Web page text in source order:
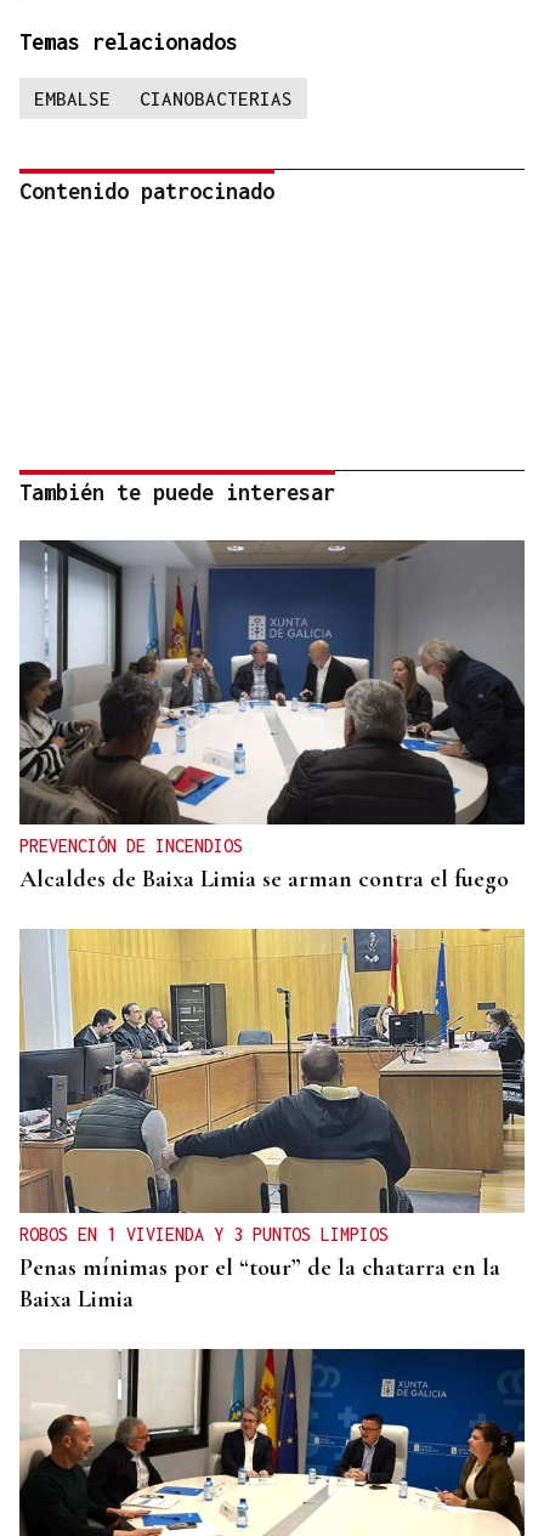
Temas relacionados
EMBALSE CIANOBACTERIAS
Contenido patrocinado
También te puede interesar
PREVENCIÓN DE INCENDIOS
Alcaldes de Baixa Limia se arman contra el fuego
ROBOS EN 1 VIVIENDA Y 3 PUNTOS LIMPIOS
Penas mínimas por el “tour” de la chatarra en la
Baixa Limia